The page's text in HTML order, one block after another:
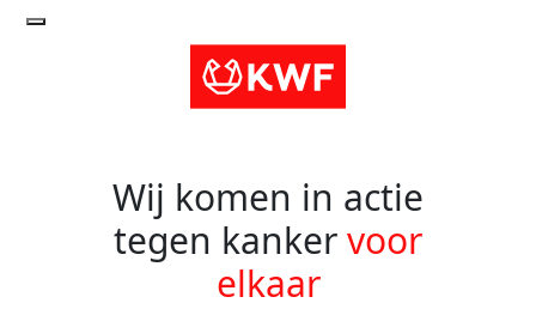
Wij komen in actie
tegen kankervoor
elkaar